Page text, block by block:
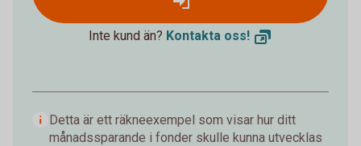
Inte kund än? Kontakta oss!
Detta är ett räkneexempel som visar hur ditt
månadssparande i fonder skulle kunna utvecklas